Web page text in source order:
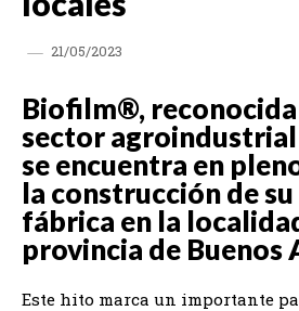
21/05/2023
Biofilm®,
sector
se encuentra en
la construcción de su
fábrica en la
provincia de Buenos
Este hito marca un importante